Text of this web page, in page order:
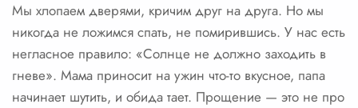
Мы хлопаем дверями, кричим друг на друга. Но мы
никогда не ложимся спать, не помирившись. У нас есть
негласное правило: «Солнце не должно заходить в
гневе». Мама приносит на ужин что-то вкусное, папа
начинает шутить, и обида тает. Прощение — это не про